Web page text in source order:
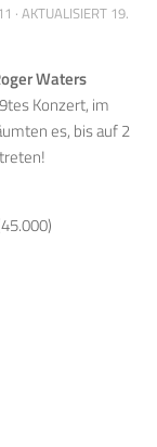
· AKTUALISIERT 19.
Waters
Konzert, im
es, bis auf 2